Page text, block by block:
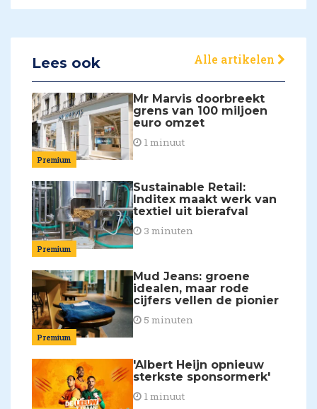
Lees ook Alle artikelen
Premium
Mr Marvis doorbreekt
grens van 100 miljoen
euro omzet
1 minuut
Premium
Sustainable Retail:
Inditex maakt werk van
textiel uit bierafval
3 minuten
Premium
Mud Jeans: groene
idealen, maar rode
cijfers vellen de pionier
5 minuten
'Albert Heijn opnieuw
sterkste sponsormerk'
1 minuut